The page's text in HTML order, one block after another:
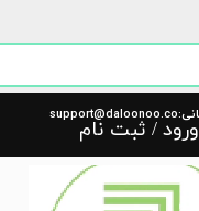
پشتیبانی:support@daloonoo.co
ورود / ثبت نام